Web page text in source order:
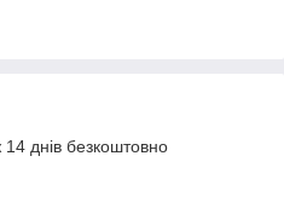
днів безкоштовно